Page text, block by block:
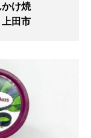
け焼
田市